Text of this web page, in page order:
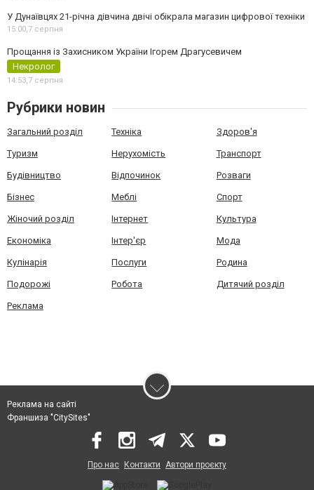
У Дунаївцях 21-річна дівчина двічі обікрала магазин цифрової техніки
15:00,7 серпня
Прощання із Захисником України Ігорем Драгусевичем
Некролог
14:53,7 серпня
Рубрики новин
Загальний розділ Техніка Здоров'я
Туризм Нерухомість Транспорт
Будівництво Відпочинок Розваги
Бізнес Меблі Спорт
Жіночий розділ Інтернет Культура
Економіка Інтер'єр Мода
Кулінарія Послуги Родина
Подорожі Робота Дитячий розділ
Реклама
Реклама на сайті
Франшиза "CitySites"
Про нас Контакти Автори проєкту